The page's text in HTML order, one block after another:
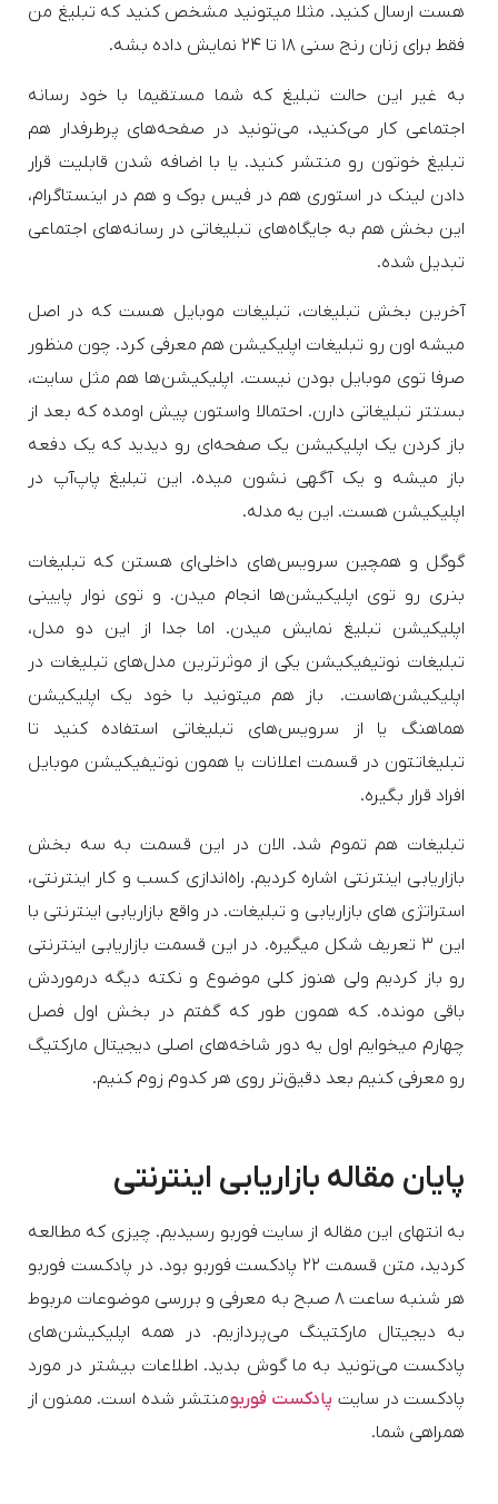
هست ارسال کنید. مثلا میتونید مشخص کنید که تبلیغ من
فقط برای زنان رنج سنی ۱۸ تا ۲۴ نمایش داده بشه.
به غیر این حالت تبلیغ که شما مستقیما با خود رسانه‌
اجتماعی کار می‌کنید، می‌تونید در صفحه‌های پرطرفدار هم
تبلیغ خوتون رو منتشر کنید. یا با اضافه شدن قابلیت قرار
دادن لینک در استوری هم در فیس بوک و هم در اینستاگرام،
این بخش هم به جایگاه‌های تبلیغاتی در رسانه‌های اجتماعی
تبدیل شده.
آخرین بخش تبلیغات، تبلیغات موبایل هست که در اصل
میشه اون رو تبلیغات اپلیکیشن هم معرفی کرد. چون منظور
صرفا توی موبایل بودن نیست. اپلیکیشن‌ها هم مثل سایت،
بستتر تبلیغاتی دارن. احتمالا واستون پیش اومده که بعد از
باز کردن یک اپلیکیشن یک صفحه‌ای رو دیدید که یک دفعه
باز میشه و یک آگهی نشون میده. این تبلیغ پاپ‌آپ در
اپلیکیشن هست. این یه مدله.
گوگل و همچین سرویس‌های داخلی‌ای هستن که تبلیغات
بنری رو توی اپلیکیشن‌ها انجام میدن. و توی نوار پایینی
اپلیکیشن تبلیغ نمایش میدن. اما جدا از این دو مدل،
تبلیغات نوتیفیکیشن یکی از موثرترین مدل‌های تبلیغات در
اپلیکیشن‌هاست. باز هم میتونید با خود یک اپلیکیشن
هماهنگ یا از سرویس‌های تبلیغاتی استفاده کنید تا
تبلیغاتتون در قسمت اعلانات یا همون نوتیفیکیشن موبایل
افراد قرار بگیره.
تبلیغات هم تموم شد. الان در این قسمت به سه بخش
بازاریابی اینترنتی اشاره کردیم. راه‌اندازی کسب و کار اینترنتی،
استراتژی ‌های بازاریابی و تبلیغات. در واقع بازاریابی اینترنتی با
این ۳ تعریف شکل میگیره. در این قسمت بازاریابی اینترنتی
رو باز کردیم ولی هنوز کلی موضوع و نکته دیگه درموردش
باقی مونده. که همون طور که گفتم در بخش اول فصل
چهارم میخوایم اول یه دور شاخه‌های اصلی دیجیتال مارکتیگ
رو معرفی کنیم بعد دقیق‌تر روی هر کدوم زوم کنیم.
پایان مقاله بازاریابی اینترنتی
به انتهای این مقاله از سایت فوربو رسیدیم. چیزی که مطالعه
کردید، متن قسمت ۲۲ پادکست فوربو بود. در پادکست فوربو
هر شنبه ساعت ۸ صبح به معرفی و بررسی موضوعات مربوط
به دیجیتال مارکتینگ می‌پردازیم. در همه اپلیکیشن‌های
پادکست می‌تونید به ما گوش بدید. اطلاعات بیشتر در مورد
پادکست در سایت پادکست فوربومنتشر شده است. ممنون از
همراهی شما.